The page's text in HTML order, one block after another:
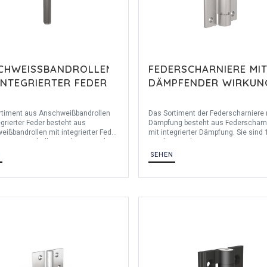
M
FEDER
aus Anschweißbandrollen
Feder besteht aus
mit integrierter Feder
breit. Sie werden paarweise
Die Anschweißbandrollen
aus Messing.
FEDERSCHARNIERE MIT
DÄMPFENDER
Das Sortiment der Federscharniere
Dämpfung besteht aus
mit integrierter Dämpfung. Sie sind
Federscharniere sind aus
T5.
SEHEN